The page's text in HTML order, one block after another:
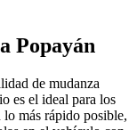
Popayán
de mudanza
es el ideal para los
lo más rápido posible,